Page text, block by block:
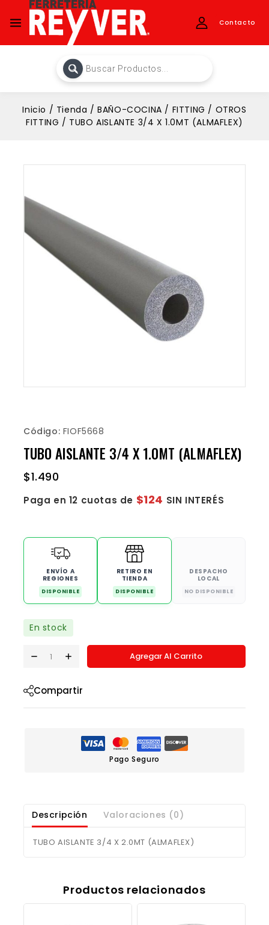
Contacto
Inicio / Tienda / BAÑO-COCINA / FITTING / OTROS
FITTING / TUBO AISLANTE 3/4 X 1.0MT (ALMAFLEX)
Código: FIOF5668
TUBO AISLANTE 3/4 X 1.0MT (ALMAFLEX)
$1.490
Paga en 12 cuotas de $124 SIN INTERÉS
ENVÍO A
REGIONES
DISPONIBLE
RETIRO EN
TIENDA
DISPONIBLE
DESPACHO
LOCAL
NO DISPONIBLE
En stock
Agregar Al Carrito
Compartir
Pago Seguro
Descripción Valoraciones (0)
TUBO AISLANTE 3/4 X 2.0MT (ALMAFLEX)
Productos relacionados